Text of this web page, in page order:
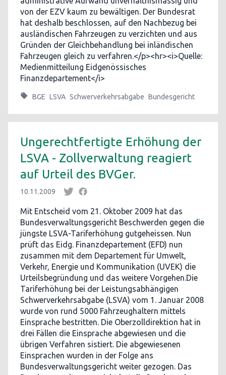
von der EZV kaum zu bewältigen. Der Bundesrat
hat deshalb beschlossen, auf den Nachbezug bei
ausländischen Fahrzeugen zu verzichten und aus
Gründen der Gleichbehandlung bei inländischen
Fahrzeugen gleich zu verfahren.</p><hr><i>Quelle:
Medienmitteilung Eidgenössisches
Finanzdepartement</i>
BGE LSVA Schwerverkehrsabgabe Bundesgericht
Ungerechtfertigte Erhöhung der
LSVA - Zollverwaltung reagiert
auf Urteil des BVGer.
10.11.2009
Mit Entscheid vom 21. Oktober 2009 hat das
Bundesverwaltungsgericht Beschwerden gegen die
jüngste LSVA-Tariferhöhung gutgeheissen. Nun
prüft das Eidg. Finanzdepartement (EFD) nun
zusammen mit dem Departement für Umwelt,
Verkehr, Energie und Kommunikation (UVEK) die
Urteilsbegründung und das weitere Vorgehen.Die
Tariferhöhung bei der Leistungsabhängigen
Schwerverkehrsabgabe (LSVA) vom 1. Januar 2008
wurde von rund 5000 Fahrzeughaltern mittels
Einsprache bestritten. Die Oberzolldirektion hat in
drei Fällen die Einsprache abgewiesen und die
übrigen Verfahren sistiert. Die abgewiesenen
Einsprachen wurden in der Folge ans
Bundesverwaltungsgericht weiter gezogen. Das